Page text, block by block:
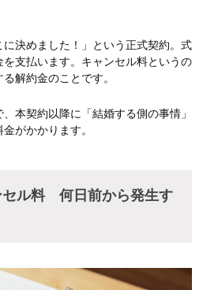
決めました！」という正式契約。式
支払います。キャンセル料というの
解約金のことです。
本契約以降に「結婚する側の事情」
がかかります。
セル料 何日前から発生す